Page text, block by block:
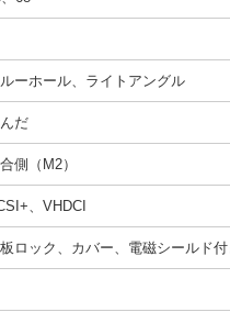
ーホール、ライトアングル
だ
側（M2）
、VHDCI
ロック、カバー、電磁シールド付